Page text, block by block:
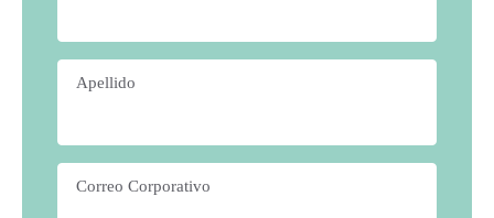
Apellido
Correo Corporativo